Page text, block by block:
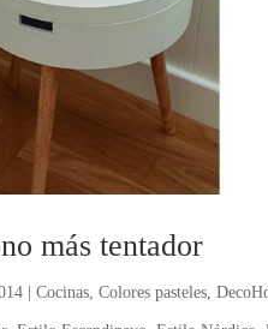
más tentador
|Cocinas ,Colores pasteles ,